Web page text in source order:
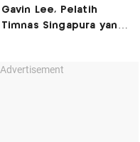
Gavin Lee, Pelatih
Timnas Singapura yang
Advertisement